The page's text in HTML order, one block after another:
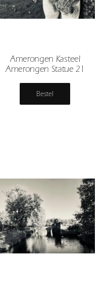
Amerongen Kasteel
Amerongen Statue 21
Bestel